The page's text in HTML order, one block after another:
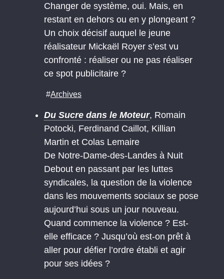
Changer de système, oui. Mais, en
restant en dehors ou en y plongeant ?
Un choix décisif auquel le jeune
réalisateur Mickaël Royer s’est vu
confronté : réaliser ou ne pas réaliser
ce spot publicitaire ?
#Archives
Du Sucre dans le Moteur, Romain
Potocki, Ferdinand Caillot, Killian
Martin et Colas Lemaire
De Notre-Dame-des-Landes à Nuit
Debout en passant par les luttes
syndicales, la question de la violence
dans les mouvements sociaux se pose
aujourd’hui sous un jour nouveau.
Quand commence la violence ? Est-
elle efficace ? Jusqu’où est-on prêt à
aller pour défier l’ordre établi et agir
pour ses idées ?